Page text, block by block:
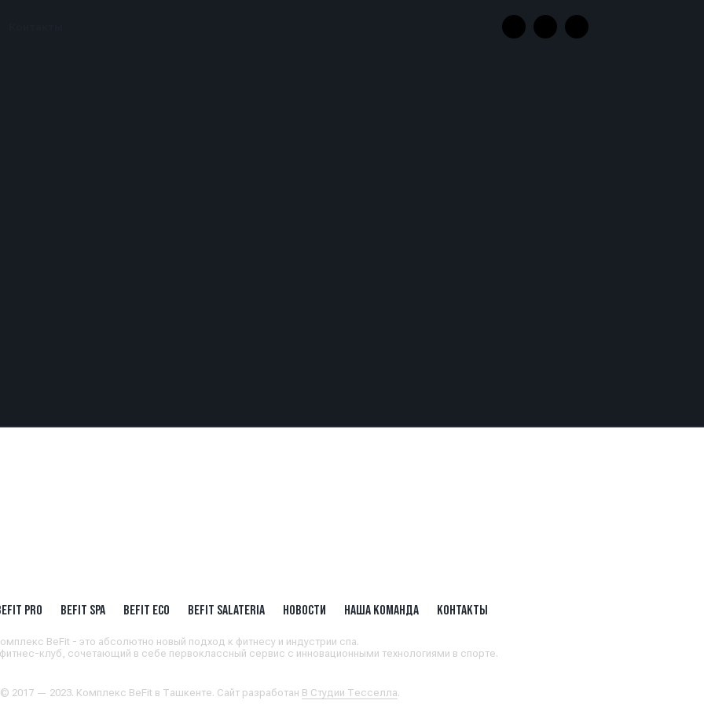
PRO BEFIT SPA BEFIT ECO BEFIT SALATERIA НОВОСТИ НАША КОМАНДА КОНТАКТЫ
BeFit - это абсолютно новый подход к фитнесу и индустрии спа.
клуб, сочетающий в себе первоклассный сервис с инновационными технологиями в спорте.
2017 — 2023. Комплекс BeFit в Ташкенте. Сайт разработан В Студии Тесселла.